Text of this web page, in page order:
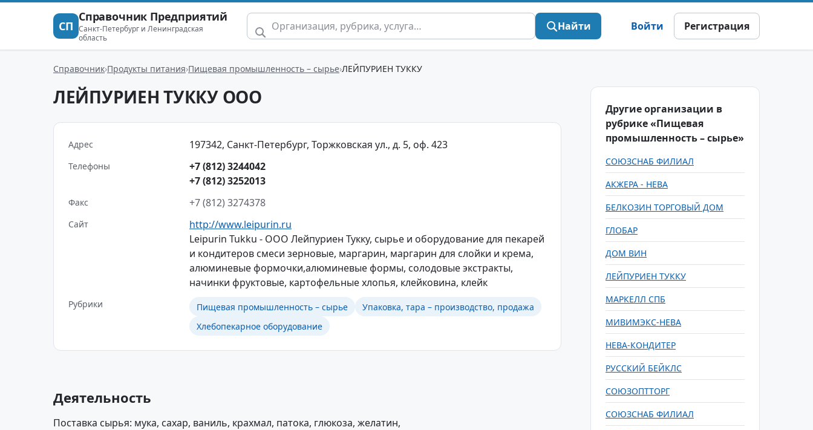
СП
Справочник Предприятий
Санкт-Петербург и Ленинградская
область
Найти Войти Регистрация
Справочник Продукты питания Пищевая промышленность – сырье ЛЕЙПУРИЕН ТУККУ
ЛЕЙПУРИЕН ТУККУ ООО
Адрес 197342, Санкт-Петербург, Торжковская ул., д. 5, оф. 423
Телефоны
+7 (812) 3244042
+7 (812) 3252013
Факс +7 (812) 3274378
Сайт
http://www.leipurin.ru
Leipurin Tukku - ООО Лейпуриен Тукку, сырье и оборудование для пекарей
и кондитеров смеси зерновые, маргарин, маргарин для слойки и крема,
алюминевые формочки,алюминевые формы, солодовые экстракты,
начинки фруктовые, картофельные хлопья, клейковина, клейк
Рубрики Пищевая промышленность – сырье
Упаковка, тара – производство, продажа
Хлебопекарное оборудование
Деятельность
Поставка сырья: мука, сахар, ваниль, крахмал, патока, глюкоза, желатин,
Другие организации в
рубрике «Пищевая
промышленность – сырье»
СОЮЗСНАБ ФИЛИАЛ
АКЖЕРА - НЕВА
БЕЛКОЗИН ТОРГОВЫЙ ДОМ
ГЛОБАР
ДОМ ВИН
ЛЕЙПУРИЕН ТУККУ
МАРКЕЛЛ СПБ
МИВИМЭКС-НЕВА
НЕВА-КОНДИТЕР
РУССКИЙ БЕЙКЛС
СОЮЗОПТТОРГ
СОЮЗСНАБ ФИЛИАЛ